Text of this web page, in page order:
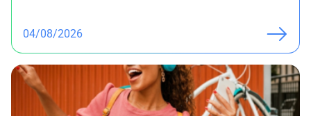
04/08/2026